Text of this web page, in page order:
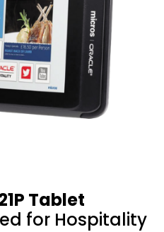
Tablet
for Hospitality